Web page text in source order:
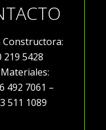
Constructora:
219 5428
Materiales:
7061 –
511 1089